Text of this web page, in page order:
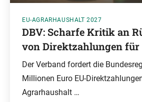
EU-AGRARHAUSHALT 2027
DBV: Scharfe Kritik an
von Direktzahlungen für
Der Verband fordert die
Millionen Euro EU-
Agrarhaushalt …